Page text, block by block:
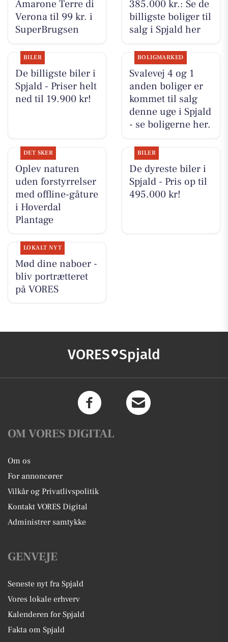
Amarone Terre di
Verona til 99 kr. i
SuperBrugsen
385.000 kr.: Se de
billigste boliger til
salg i Spjald her
BILER
De billigste biler i
Spjald - Priser helt
ned til 19.900 kr!
BOLIGMARKED
Svalevej 4 og 1
anden boliger er
kommet til salg
denne uge i Spjald
- se boligerne her.
DET SKER
Oplev naturen
uden forstyrrelser
med offline-gåture
i Hoverdal
Plantage
BILER
De dyreste biler i
Spjald - Pris op til
495.000 kr!
LOKALT NYT
Mød dine naboer -
bliv portrætteret
på VORES
VORES Spjald
OM VORES DIGITAL
Om os
For annoncører
Vilkår og Privatlivspolitik
Kontakt VORES Digital
Administrer samtykke
GENVEJE
Seneste nyt fra Spjald
Vores lokale erhverv
Kalenderen for Spjald
Fakta om Spjald